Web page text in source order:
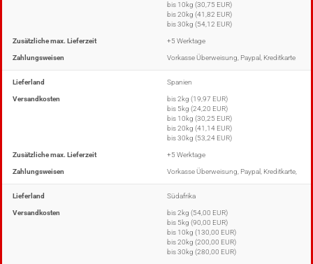
bis 10kg (30,75 EUR)
bis 20kg (41,82 EUR)
bis 30kg (54,12 EUR)
Zusätzliche max. Lieferzeit +5 Werktage
Zahlungsweisen Vorkasse Überweisung, Paypal, Kreditkarte
Lieferland Spanien
Versandkosten
bis 2kg (19,97 EUR)
bis 5kg (24,20 EUR)
bis 10kg (30,25 EUR)
bis 20kg (41,14 EUR)
bis 30kg (53,24 EUR)
Zusätzliche max. Lieferzeit +5 Werktage
Zahlungsweisen Vorkasse Überweisung, Paypal, Kreditkarte,
Lieferland Südafrika
Versandkosten
bis 2kg (54,00 EUR)
bis 5kg (90,00 EUR)
bis 10kg (130,00 EUR)
bis 20kg (200,00 EUR)
bis 30kg (280,00 EUR)